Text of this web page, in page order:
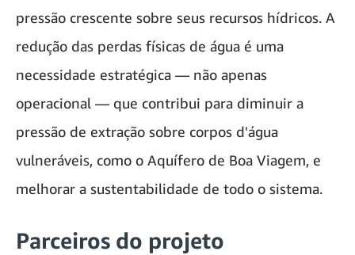
pressão crescente sobre seus recursos hídricos. A
redução das perdas físicas de água é uma
necessidade estratégica — não apenas
operacional — que contribui para diminuir a
pressão de extração sobre corpos d'água
vulneráveis, como o Aquífero de Boa Viagem, e
melhorar a sustentabilidade de todo o sistema.
Parceiros do projeto